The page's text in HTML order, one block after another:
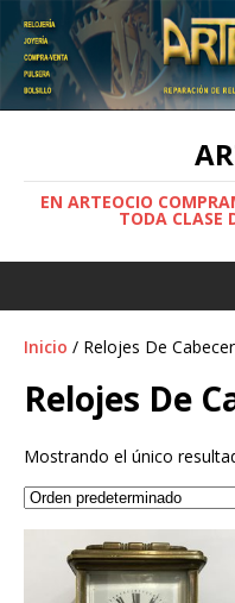
EN ARTEOCIO
TODA CLASE
Inicio / Relojes De
Relojes De
Mostrando el único